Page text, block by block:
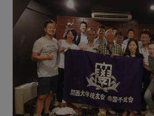
代表者 宮本真平（経94-691）